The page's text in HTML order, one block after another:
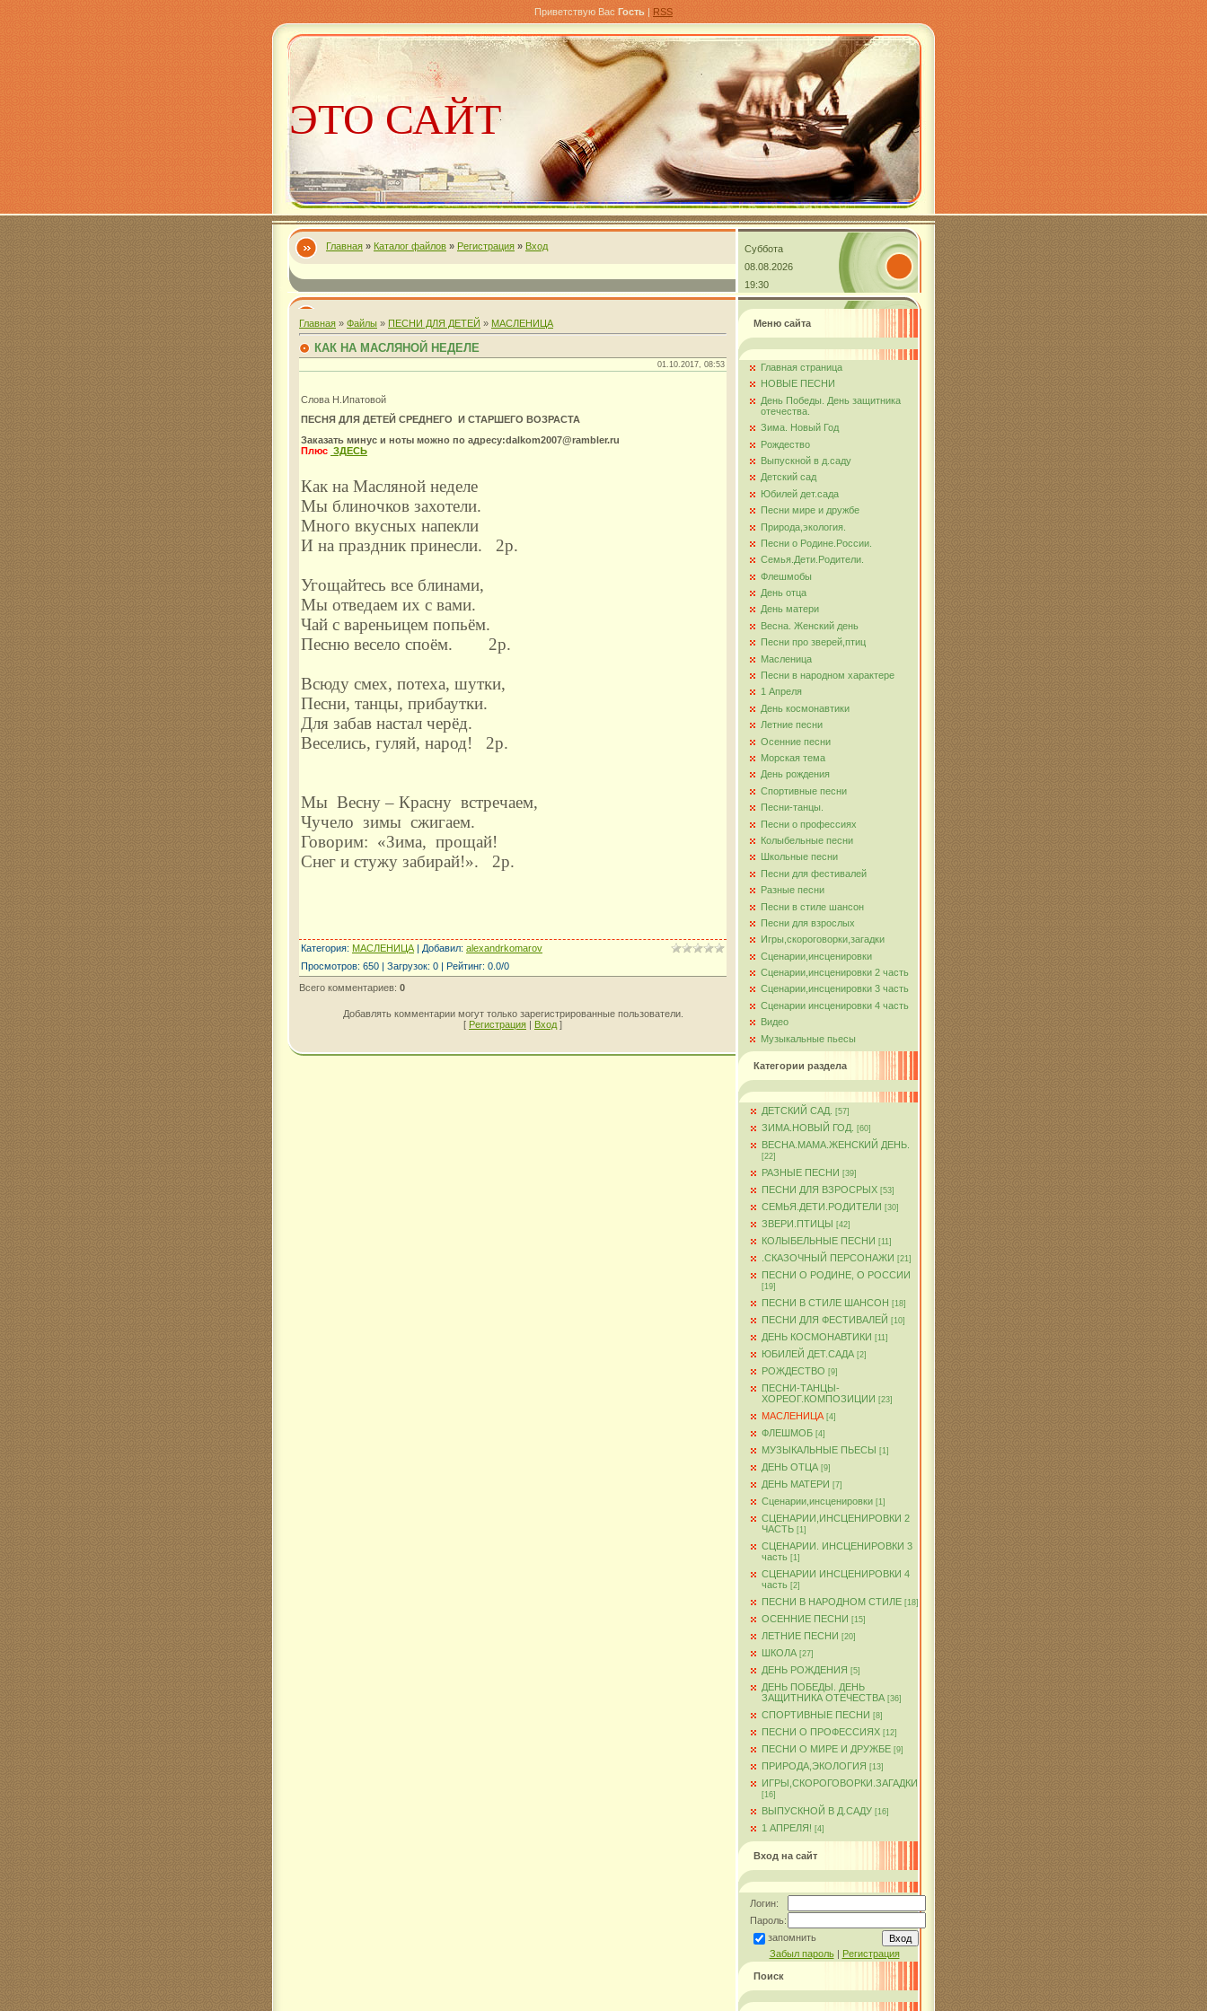
Приветствую Вас Гость | RSS
ЭТО САЙТ
Александра
Комарова
Главная » Каталог файлов » Регистрация » Вход
Суббота
08.08.2026
19:30
Главная » Файлы » ПЕСНИ ДЛЯ ДЕТЕЙ » МАСЛЕНИЦА
КАК НА МАСЛЯНОЙ НЕДЕЛЕ
01.10.2017, 08:53
Слова Н.Ипатовой
ПЕСНЯ ДЛЯ ДЕТЕЙ СРЕДНЕГО И СТАРШЕГО ВОЗРАСТА
Заказать минус и ноты можно по адресу:dalkom2007@rambler.ru
Плюс ЗДЕСЬ
Как на Масляной неделе
Мы блиночков захотели.
Много вкусных напекли
И на праздник принесли. 2р.
Угощайтесь все блинами,
Мы отведаем их с вами.
Чай с вареньицем попьём.
Песню весело споём. 2р.
Всюду смех, потеха, шутки,
Песни, танцы, прибаутки.
Для забав настал черёд.
Веселись, гуляй, народ! 2р.
Мы Весну – Красну встречаем,
Чучело зимы сжигаем.
Говорим: «Зима, прощай!
Снег и стужу забирай!». 2р.
Категория: МАСЛЕНИЦА | Добавил: alexandrkomarov
Просмотров: 650 | Загрузок: 0 | Рейтинг: 0.0/0
Всего комментариев: 0
Добавлять комментарии могут только зарегистрированные пользователи.
[ Регистрация | Вход ]
Меню сайта
Главная страница
НОВЫЕ ПЕСНИ
День Победы. День защитника
отечества.
Зима. Новый Год
Рождество
Выпускной в д.саду
Детский сад
Юбилей дет.сада
Песни мире и дружбе
Природа,экология.
Песни о Родине.России.
Семья.Дети.Родители.
Флешмобы
День отца
День матери
Весна. Женский день
Песни про зверей,птиц
Масленица
Песни в народном характере
1 Апреля
День космонавтики
Летние песни
Осенние песни
Морская тема
День рождения
Спортивные песни
Песни-танцы.
Песни о профессиях
Колыбельные песни
Школьные песни
Песни для фестивалей
Разные песни
Песни в стиле шансон
Песни для взрослых
Игры,скороговорки,загадки
Сценарии,инсценировки
Сценарии,инсценировки 2 часть
Сценарии,инсценировки 3 часть
Сценарии инсценировки 4 часть
Видео
Музыкальные пьесы
Категории раздела
ДЕТСКИЙ САД. [57]
ЗИМА.НОВЫЙ ГОД. [60]
ВЕСНА.МАМА.ЖЕНСКИЙ ДЕНЬ.
[22]
РАЗНЫЕ ПЕСНИ [39]
ПЕСНИ ДЛЯ ВЗРОСРЫХ [53]
СЕМЬЯ.ДЕТИ.РОДИТЕЛИ [30]
ЗВЕРИ.ПТИЦЫ [42]
КОЛЫБЕЛЬНЫЕ ПЕСНИ [11]
.СКАЗОЧНЫЙ ПЕРСОНАЖИ [21]
ПЕСНИ О РОДИНЕ, О РОССИИ
[19]
ПЕСНИ В СТИЛЕ ШАНСОН [18]
ПЕСНИ ДЛЯ ФЕСТИВАЛЕЙ [10]
ДЕНЬ КОСМОНАВТИКИ [11]
ЮБИЛЕЙ ДЕТ.САДА [2]
РОЖДЕСТВО [9]
ПЕСНИ-ТАНЦЫ-
ХОРЕОГ.КОМПОЗИЦИИ [23]
МАСЛЕНИЦА [4]
ФЛЕШМОБ [4]
МУЗЫКАЛЬНЫЕ ПЬЕСЫ [1]
ДЕНЬ ОТЦА [9]
ДЕНЬ МАТЕРИ [7]
Сценарии,инсценировки [1]
СЦЕНАРИИ,ИНСЦЕНИРОВКИ 2
ЧАСТЬ [1]
СЦЕНАРИИ. ИНСЦЕНИРОВКИ 3
часть [1]
СЦЕНАРИИ ИНСЦЕНИРОВКИ 4
часть [2]
ПЕСНИ В НАРОДНОМ СТИЛЕ [18]
ОСЕННИЕ ПЕСНИ [15]
ЛЕТНИЕ ПЕСНИ [20]
ШКОЛА [27]
ДЕНЬ РОЖДЕНИЯ [5]
ДЕНЬ ПОБЕДЫ. ДЕНЬ
ЗАЩИТНИКА ОТЕЧЕСТВА [36]
СПОРТИВНЫЕ ПЕСНИ [8]
ПЕСНИ О ПРОФЕССИЯХ [12]
ПЕСНИ О МИРЕ И ДРУЖБЕ [9]
ПРИРОДА,ЭКОЛОГИЯ [13]
ИГРЫ,СКОРОГОВОРКИ.ЗАГАДКИ
[16]
ВЫПУСКНОЙ В Д.САДУ [16]
1 АПРЕЛЯ! [4]
Вход на сайт
Логин:
Пароль:
запомнить
Забыл пароль| Регистрация
Поиск